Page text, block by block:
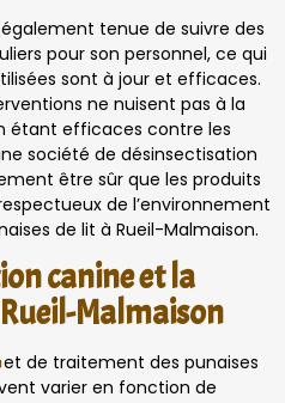
tenue de suivre des
pour son personnel, ce qui
sont à jour et efficaces.
ne nuisent pas à la
étant efficaces contre les
société de désinsectisation
être sûr que les produits
de l’environnement
de lit à Rueil-Malmaison.
canine et la
Malmaison
et de traitement des punaises
varier en fonction de